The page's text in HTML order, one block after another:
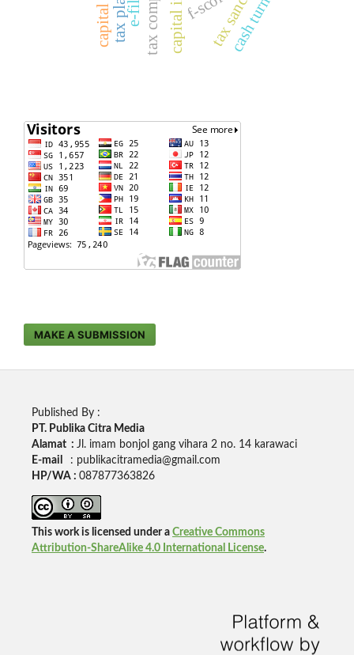
MAKE A SUBMISSION
Published By :
PT. Publika Citra Media
Alamat : Jl. imam bonjol gang vihara 2 no. 14 karawaci
E-mail
: publikacitramedia@gmail.com
HP/WA : 087877363826
This work is licensed under a Creative Commons
Attribution-ShareAlike 4.0 International License.